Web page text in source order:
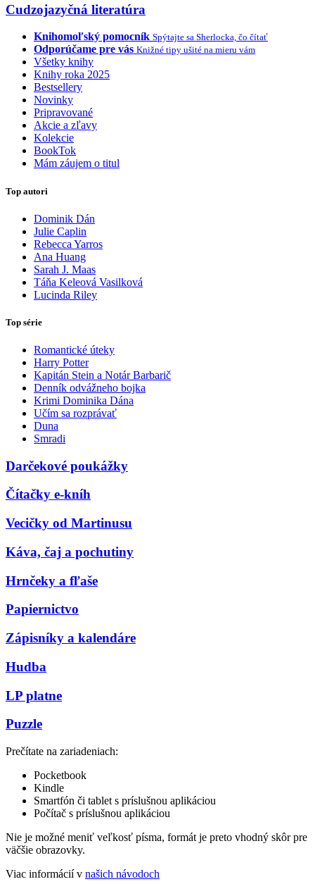
Cudzojazyčná literatúra
Knihomoľský pomocník Spýtajte sa Sherlocka, čo čítať
Odporúčame pre vás Knižné tipy ušité na mieru vám
Všetky knihy
Knihy roka 2025
Bestsellery
Novinky
Pripravované
Akcie a zľavy
Kolekcie
BookTok
Mám záujem o titul
Top autori
Dominik Dán
Julie Caplin
Rebecca Yarros
Ana Huang
Sarah J. Maas
Táňa Keleová Vasilková
Lucinda Riley
Top série
Romantické úteky
Harry Potter
Kapitán Stein a Notár Barbarič
Denník odvážneho bojka
Krimi Dominika Dána
Učím sa rozprávať
Duna
Smradi
Darčekové poukážky
Čítačky e-kníh
Vecičky od Martinusu
Káva, čaj a pochutiny
Hrnčeky a fľaše
Papiernictvo
Zápisníky a kalendáre
Hudba
LP platne
Puzzle
Prečítate na zariadeniach:
Pocketbook
Kindle
Smartfón či tablet s príslušnou aplikáciou
Počítač s príslušnou aplikáciou
Nie je možné meniť veľkosť písma, formát je preto vhodný skôr pre
väčšie obrazovky.
Viac informácií v našich návodoch